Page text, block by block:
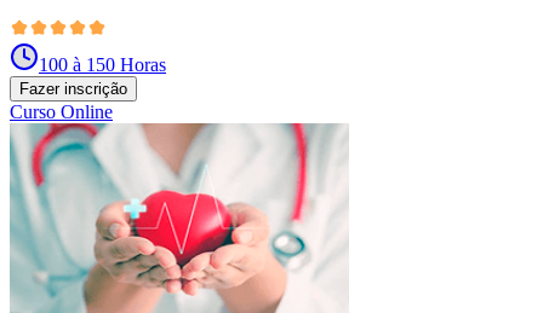
100 à 150 Horas
Fazer inscrição
Curso Online